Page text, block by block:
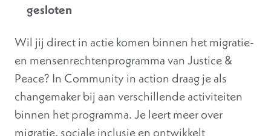
gesloten
Wil jij direct in actie komen binnen het migratie-
en mensenrechtenprogramma van Justice &
Peace? In Community in action draag je als
changemaker bij aan verschillende activiteiten
binnen het programma. Je leert meer over
migratie, sociale inclusie en ontwikkelt